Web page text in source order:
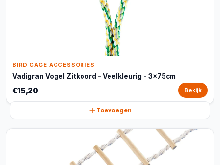
BIRD CAGE ACCESSORIES
Vadigran Vogel Zitkoord - Veelkleurig - 3x75cm
€15,20 Bekijk
Toevoegen